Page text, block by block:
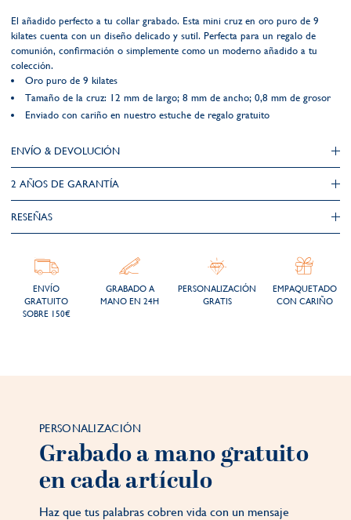
El añadido perfecto a tu collar grabado. Esta mini cruz en oro puro de 9
kilates cuenta con un diseño delicado y sutil. Perfecta para un regalo de
comunión, confirmación o simplemente como un moderno añadido a tu
colección.
Oro puro de 9 kilates
Tamaño de la cruz: 12 mm de largo; 8 mm de ancho; 0,8 mm de grosor
Enviado con cariño en nuestro estuche de regalo gratuito
ENVÍO & DEVOLUCIÓN
2 AÑOS DE GARANTÍA​
RESEÑAS
ENVÍO
GRATUITO
SOBRE 150€
GRABADO A
MANO EN 24H
PERSONALIZACIÓN
GRATIS
EMPAQUETADO
CON CARIÑO
PERSONALIZACIÓN
Grabado a mano gratuito
en cada artículo
Haz que tus palabras cobren vida con un mensaje